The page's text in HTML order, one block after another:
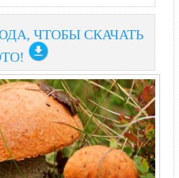
ЧТОБЫ СКАЧАТЬ